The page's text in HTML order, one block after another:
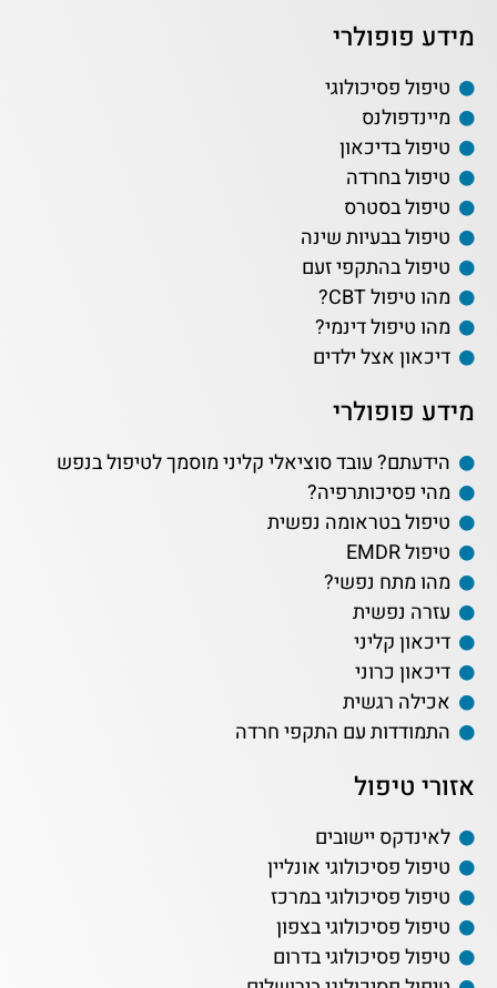
מידע פופולרי
טיפול פסיכולוגי
מיינדפולנס
טיפול בדיכאון
טיפול בחרדה
טיפול בסטרס
טיפול בבעיות שינה
טיפול בהתקפי זעם
מהו טיפול CBT?
מהו טיפול דינמי?
דיכאון אצל ילדים
מידע פופולרי
הידעתם? עובד סוציאלי קליני מוסמך לטיפול בנפש
מהי פסיכותרפיה?
טיפול בטראומה נפשית
טיפול EMDR
מהו מתח נפשי?
עזרה נפשית
דיכאון קליני
דיכאון כרוני
אכילה רגשית
התמודדות עם התקפי חרדה
אזורי טיפול
לאינדקס יישובים
טיפול פסיכולוגי אונליין
טיפול פסיכולוגי במרכז
טיפול פסיכולוגי בצפון
טיפול פסיכולוגי בדרום